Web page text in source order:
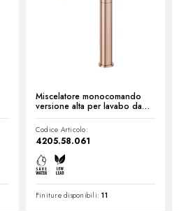
Miscelatore monocomando
versione alta per lavabo da
appoggio - finitura PVD
Copper Bronze
Codice Articolo:
4205.58.061
Finiture disponibili:11